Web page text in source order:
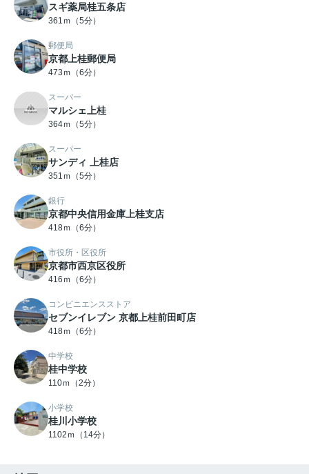
スギ薬局桂五条店
361ｍ（5分）
郵便局
京都上桂郵便局
473ｍ（6分）
スーパー
マルシェ上桂
364ｍ（5分）
スーパー
サンディ 上桂店
351ｍ（5分）
銀行
京都中央信用金庫上桂支店
418ｍ（6分）
市役所・区役所
京都市西京区役所
416ｍ（6分）
コンビニエンスストア
セブンイレブン 京都上桂前田町店
418ｍ（6分）
中学校
桂中学校
110ｍ（2分）
小学校
桂川小学校
1102ｍ（14分）